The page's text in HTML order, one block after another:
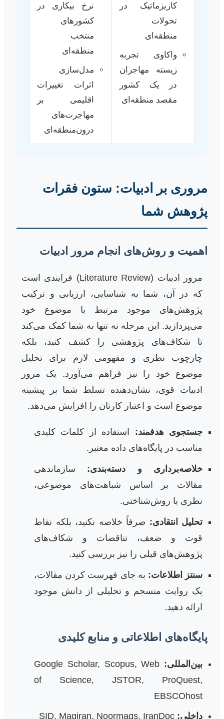
کاریزماتیک در
تحولات
منطقه‌ای
واکاوی تجربه
زیسته مهاجران
در یک کشور
مقصد منطقه‌ای
نرخ بیکاری در
کشورهای
منتخب
منطقه‌ای
مدل‌سازی
اثرات تغییرات
اقلیمی بر
مهاجرت‌های
درون‌منطقه‌ای
مروری بر ادبیات: ستون فقرات
پژوهش شما
اهمیت و روش‌های انجام مرور ادبیات
مرور ادبیات (Literature Review) فرایندی است
که در آن، شما به شناسایی، ارزیابی و ترکیب
پژوهش‌های موجود مرتبط با موضوع خود
می‌پردازید. این مرحله نه تنها به شما کمک می‌کند
تا شکاف‌های پژوهشی را کشف کنید، بلکه
چارچوب نظری و مفهومی لازم برای تحلیل
موضوع خود را نیز فراهم می‌آورد. یک مرور
ادبیات قوی، نشان‌دهنده تسلط شما بر پیشینه
موضوع است و اعتبار کارتان را افزایش می‌دهد.
جستجوی هدفمند: استفاده از کلمات کلیدی
مناسب در پایگاه‌های داده معتبر.
خلاصه‌برداری و دسته‌بندی: سازماندهی
مقالات بر اساس شباهت‌های موضوعی،
نظری یا روش‌شناختی.
تحلیل انتقادی: صرفاً خلاصه نکنید، بلکه نقاط
قوت و ضعف، تناقضات و شکاف‌های
پژوهش‌های قبلی را نیز بررسی کنید.
سنتز اطلاعات: به جای فهرست کردن مقالات،
یک روایت منسجم و تحلیلی از دانش موجود
ارائه دهید.
پایگاه‌های اطلاعاتی و منابع کلیدی
بین‌المللی: Google Scholar, Scopus, Web
of Science, JSTOR, ProQuest,
EBSCOhost
داخلی: